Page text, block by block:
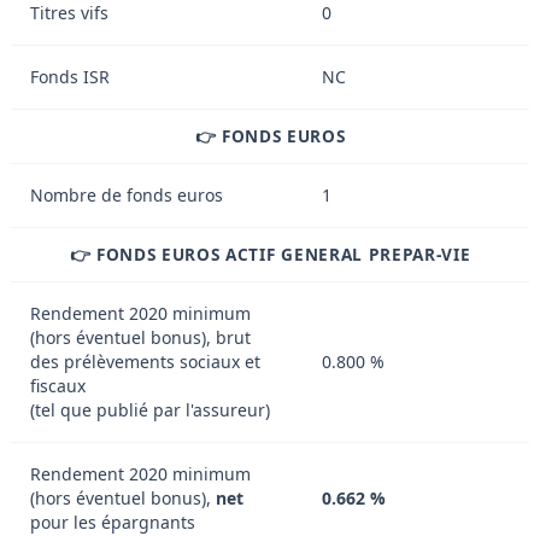
Titres vifs 0
Fonds ISR NC
👉 FONDS EUROS
Nombre de fonds euros 1
👉 FONDS EUROS ACTIF GENERAL PREPAR-VIE
Rendement 2020 minimum
(hors éventuel bonus), brut
des prélèvements sociaux et
fiscaux
(tel que publié par l'assureur)
0.800 %
Rendement 2020 minimum
(hors éventuel bonus), net
pour les épargnants
0.662 %